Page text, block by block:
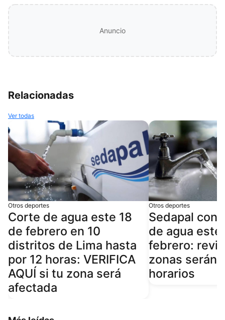
Anuncio
Relacionadas
Ver todas
Otros deportes
Corte de agua este 18
de febrero en 10
distritos de Lima hasta
por 12 horas: VERIFICA
AQUÍ si tu zona será
afectada
Otros deportes
Sedapal
de agua este
febrero:
zonas serán
horarios